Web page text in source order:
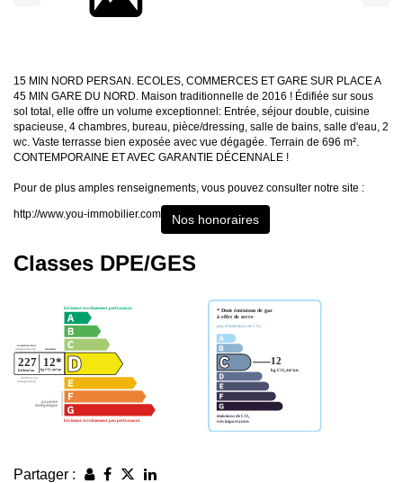
15 MIN NORD PERSAN. ECOLES, COMMERCES ET GARE SUR PLACE A
45 MIN GARE DU NORD. Maison traditionnelle de 2016 ! Édifiée sur sous
sol total, elle offre un volume exceptionnel: Entrée, séjour double, cuisine
spacieuse, 4 chambres, bureau, pièce/dressing, salle de bains, salle d'eau, 2
wc. Vaste terrasse bien exposée avec vue dégagée. Terrain de 696 m².
CONTEMPORAINE ET AVEC GARANTIE DÉCENNALE !
Pour de plus amples renseignements, vous pouvez consulter notre site :
http://www.you-immobilier.com Nos honoraires
Classes DPE/GES
Partager :